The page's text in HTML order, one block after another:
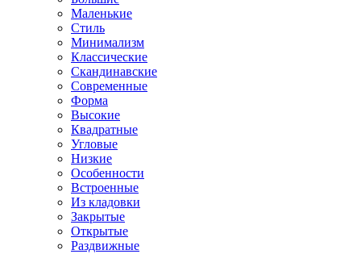
Маленькие
Стиль
Минимализм
Классические
Скандинавские
Современные
Форма
Высокие
Квадратные
Угловые
Низкие
Особенности
Встроенные
Из кладовки
Закрытые
Открытые
Раздвижные